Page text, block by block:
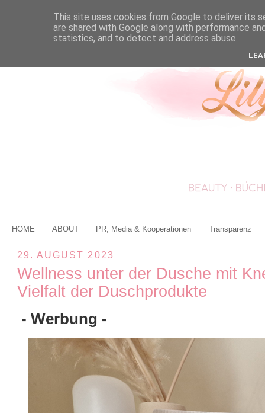
HOME ABOUT PR, Media & Kooperationen Transparenz
29. AUGUST 2023
Wellness unter der Dusche mit
Vielfalt der Duschprodukte
- Werbung -
This site uses cookies from Google to deliver its
are shared with Google along with performance
statistics, and to detect and address abuse.